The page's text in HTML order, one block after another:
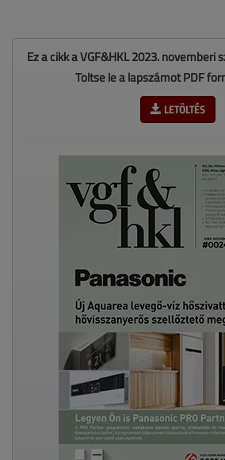
Ez a cikk a VGF&HKL 2023. novemberi
Töltse le a lapszámot PDF
LETÖLTÉS